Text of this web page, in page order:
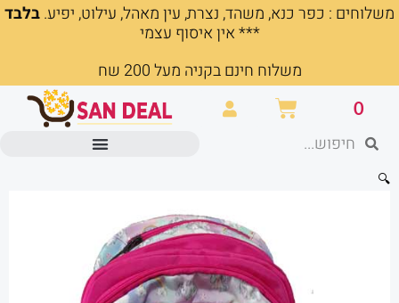
דילוג
משלוחים : כפר כנא, משהד, נצרת, עין מאהל, עילוט, יפיע.בלבד
*** אין איסוף עצמי
משלוח חינם בקניה מעל 200 שח
0 עגלת
קניות חיפושחיפוש
🔍